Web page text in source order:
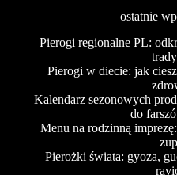
ostatnie
Pierogi regionalne PL:
Pierogi w diecie: jak
Kalendarz sezonowych
do
Menu na rodzinną
Pierożki świata: gyoza,